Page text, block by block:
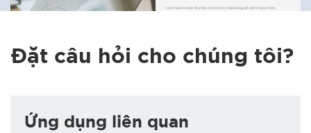
Đặt câu hỏi cho chúng tôi?
Ứng dụng liên quan